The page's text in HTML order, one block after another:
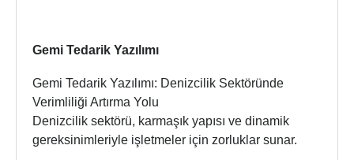
Gemi Tedarik Yazılımı
Gemi Tedarik Yazılımı: Denizcilik Sektöründe
Verimliliği Artırma Yolu
Denizcilik sektörü, karmaşık yapısı ve dinamik
gereksinimleriyle işletmeler için zorluklar sunar.